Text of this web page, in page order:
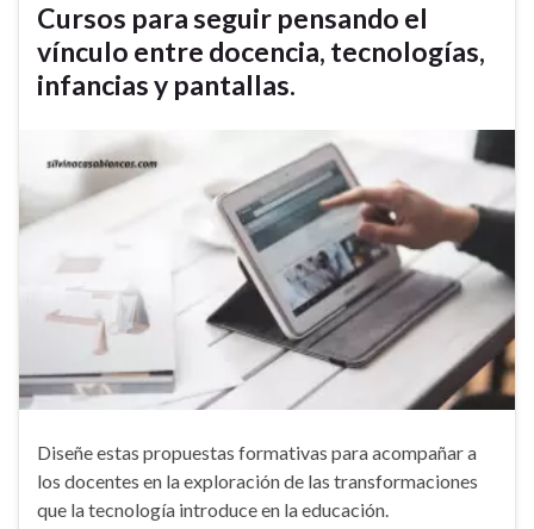
Cursos para seguir pensando el
vínculo entre docencia, tecnologías,
infancias y pantallas.
Diseñe estas propuestas formativas para acompañar a
los docentes en la exploración de las transformaciones
que la tecnología introduce en la educación.